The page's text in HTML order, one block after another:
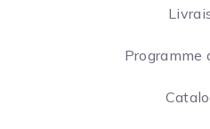
Programme